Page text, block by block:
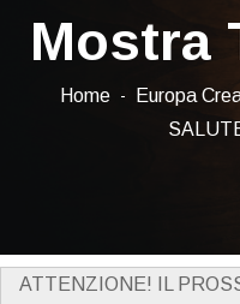
Mostra
Home Europa
ATTENZIONE! IL